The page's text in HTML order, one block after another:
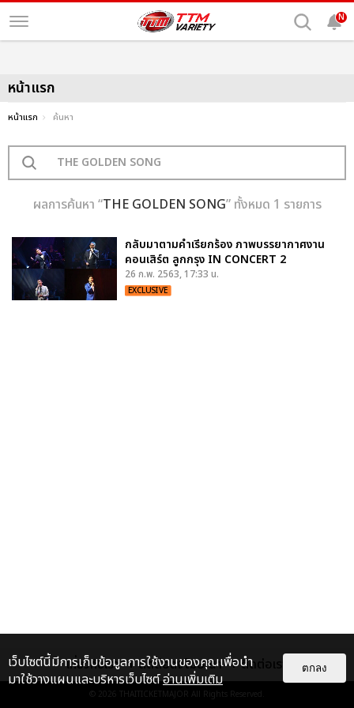
N
หน้าแรก
หน้าแรก ค้นหา
ผลการค้นหา “THE GOLDEN SONG” ทั้งหมด 1 รายการ
กลับมาตามคำเรียกร้อง ภาพบรรยากาศงาน
คอนเสิร์ต ลูกกรุง IN CONCERT 2
26 ก.พ. 2563, 17:33 น.
EXCLUSIVE
เกี่ยวกับเรา ติดต่อลงโฆษณา ติดต่อเรา
© 2026 THAITICKETMAJOR All Rights Reserved.
เว็บไซต์นี้มีการเก็บข้อมูลการใช้งานของคุณเพื่อนำ
มาใช้วางแผนและบริหารเว็บไซต์อ่านเพิ่มเติม
ตกลง